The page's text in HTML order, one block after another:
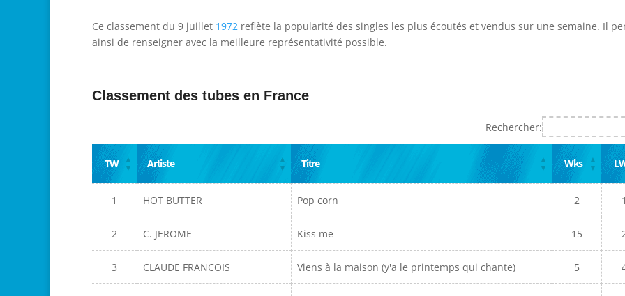
Ce classement du 9 juillet 1972 reflète la popularité des singles les plus écoutés et vendus sur une semaine. Il
ainsi de renseigner avec la meilleure représentativité possible.
Classement des tubes en France
Rechercher:
TW Artiste Titre Wks
1 HOT BUTTER Pop corn 2 1
2 C. JEROME Kiss me 15
3 CLAUDE FRANCOIS Viens à la maison (y'a le printemps qui chante) 5